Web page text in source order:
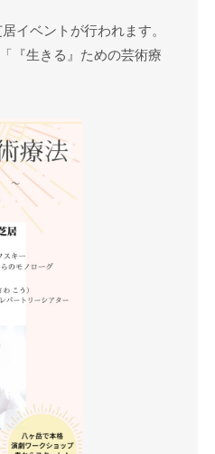
イベントが行われます。
『生きる』ための芸術療